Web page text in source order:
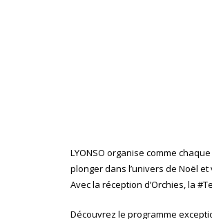
LYONSO organise comme
plonger dans l’univers de Noël
Avec la réception d’Orchies, la
Découvrez le programme